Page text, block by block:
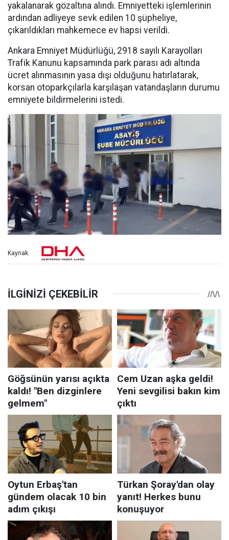
yakalanarak gözaltına alındı. Emniyetteki işlemlerinin
ardından adliyeye sevk edilen 10 şüpheliye,
çıkarıldıkları mahkemece ev hapsi verildi.
Ankara Emniyet Müdürlüğü, 2918 sayılı Karayolları
Trafik Kanunu kapsamında park parası adı altında
ücret alınmasının yasa dışı olduğunu hatırlatarak,
korsan otoparkçılarla karşılaşan vatandaşların durumu
emniyete bildirmelerini istedi.
Kaynak: